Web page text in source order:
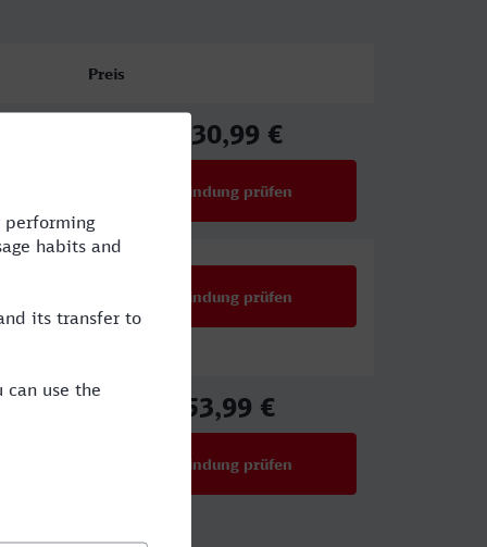
Preis
130,99 €
Verbindung prüfen
Verbindung prüfen
53,99 €
Verbindung prüfen